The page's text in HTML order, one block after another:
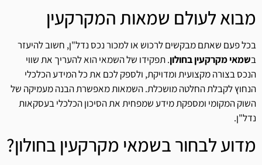
מבוא לעולם שמאות המקרקעין
בכל פעם שאתם מבקשים לרכוש או למכור נכס נדל"ן, חשוב להיעזר
בשמאי מקרקעין בחולון. תפקידו של השמאי הוא להעריך את שווי
הנכס בצורה מקצועית ומדויקת, ולספק לכם את כל המידע הכלכלי
הנחוץ לקבלת החלטה מושכלת. השמאות מאפשרת הבנה מעמיקה של
השוק המקומי ומספקת מידע שמפחית את הסיכון הכלכלי בעסקאות
נדל"ן.
מדוע לבחור בשמאי מקרקעין בחולון?